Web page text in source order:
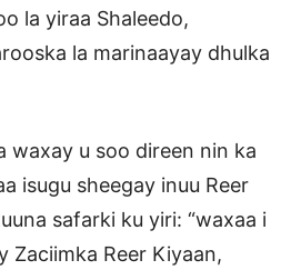
la yiraa Shaleedo,
la marinaayay dhulka
waxay u soo direen nin ka
isugu sheegay inuu Reer
safarki ku yiri: “waxaa i
Zaciimka Reer Kiyaan,